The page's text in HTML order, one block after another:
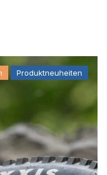
Produktneuheiten